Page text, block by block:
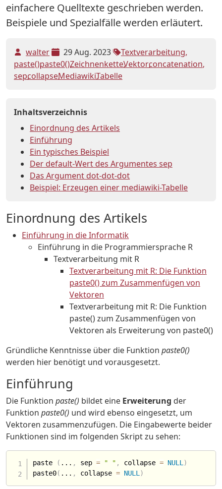
einfachere Quelltexte geschrieben werden.
Beispiele und Spezialfälle werden erläutert.
walter 29 Aug. 2023
Textverarbeitung
paste()paste0()ZeichnenketteVektorconcatenation
sepcollapseMediawikiTabelle
Inhaltsverzeichnis
Einordnung des Artikels
Einführung
Ein typisches Beispiel
Der default-Wert des Argumentes sep
Das Argument dot-dot-dot
Beispiel: Erzeugen einer mediawiki-Tabelle
Einordnung des Artikels
Einführung in die Informatik
Einführung in die Programmiersprache R
Textverarbeitung mit R
Textverarbeitung mit R: Die Funktion
paste0() zum Zusammenfügen von
Vektoren
Textverarbeitung mit R: Die Funktion
paste() zum Zusammenfügen von
Vektoren als Erweiterung von paste0()
Gründliche Kenntnisse über die Funktion paste0()
werden hier benötigt und vorausgesetzt.
Einführung
Die Funktion paste() bildet eine Erweiterung der
Funktion paste0() und wird ebenso eingesetzt, um
Vektoren zusammenzufügen. Die Eingabewerte beider
Funktionen sind im folgenden Skript zu sehen:
paste ( ... , sep = " " , collapse = NULL )
paste0( ... , collapse = NULL )